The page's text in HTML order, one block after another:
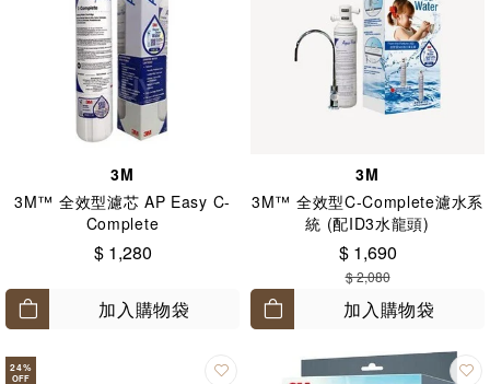
3M
3M™ 全效型濾芯 AP Easy C-
Complete
$ 1,280
加入購物袋
3M
3M™ 全效型C-Complete濾水系
統 (配ID3水龍頭)
$ 1,690
$ 2,080
加入購物袋
24%
OFF